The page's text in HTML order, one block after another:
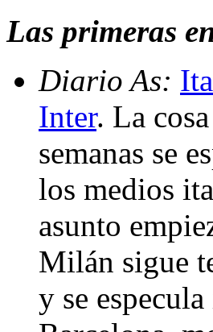
Las primeras
Diario As:
Inter. La
semanas se
los medios
asunto
Milán sigue
y se